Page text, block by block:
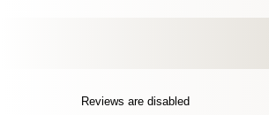
Reviews are disabled